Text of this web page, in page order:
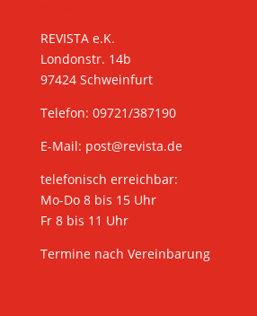
REVISTA e.K.
Londonstr. 14b
97424 Schweinfurt
Telefon: 09721/387190
E-Mail: post@revista.de
telefonisch erreichbar:
Mo-Do 8 bis 15 Uhr
Fr 8 bis 11 Uhr
Termine nach Vereinbarung